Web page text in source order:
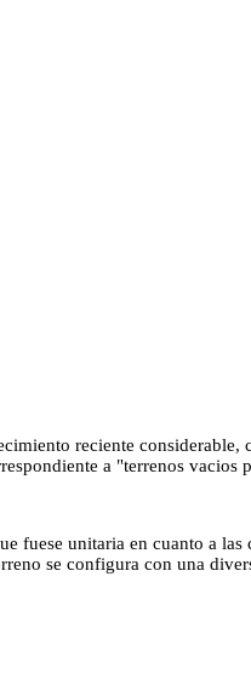
reciente considerable,
a "terrenos vacios
fuese unitaria en cuanto a las
se configura con una